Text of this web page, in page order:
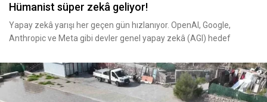
Hümanist süper zekâ geliyor!
Yapay zekâ yarışı her geçen gün hızlanıyor. OpenAI, Google,
Anthropic ve Meta gibi devler genel yapay zekâ (AGI) hedef